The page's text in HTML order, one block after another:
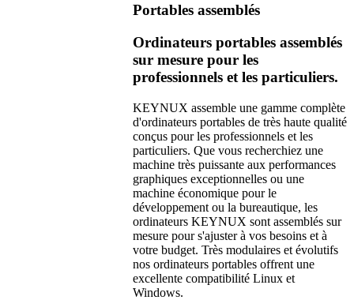
Portables assemblés
Ordinateurs portables assemblés
sur mesure pour les
professionnels et les particuliers.
KEYNUX assemble une gamme complète
d'ordinateurs portables de très haute qualité
conçus pour les professionnels et les
particuliers. Que vous recherchiez une
machine très puissante aux performances
graphiques exceptionnelles ou une
machine économique pour le
développement ou la bureautique, les
ordinateurs KEYNUX sont assemblés sur
mesure pour s'ajuster à vos besoins et à
votre budget. Très modulaires et évolutifs
nos ordinateurs portables offrent une
excellente compatibilité Linux et
Windows.